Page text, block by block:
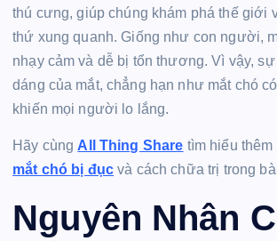
thú cưng, giúp chúng khám phá thế giới
thứ xung quanh. Giống như con người,
nhạy cảm và dễ bị tổn thương. Vì vậy,
dáng của mắt, chẳng hạn như mắt chó
khiến mọi người lo lắng.
Hãy cùng All Thing Share tìm hiểu
mắt chó bị đục và cách chữa trị trong
Nguyên Nhân